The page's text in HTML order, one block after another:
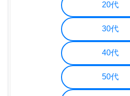
20代
30代
40代
50代